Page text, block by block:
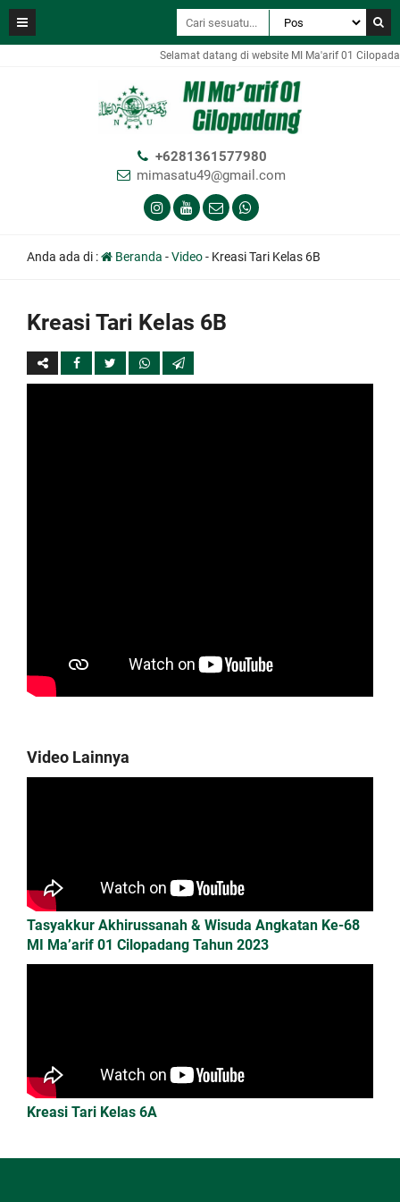
Selamat datang di website MI Ma'arif 01
+6281361577980
mimasatu49@gmail.com
Anda ada di : Beranda -Video- Kreasi Tari Kelas 6B
Kreasi Tari Kelas 6B
Video Lainnya
Tasyakkur Akhirussanah & Wisuda Angkatan Ke-68
MI Ma’arif 01 Cilopadang Tahun 2023
Kreasi Tari Kelas 6A